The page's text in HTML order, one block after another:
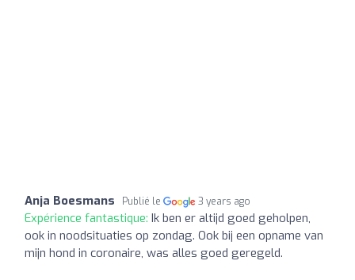
Anja Boesmans Publié le 3 years ago
Expérience fantastique: Ik ben er altijd goed geholpen,
ook in noodsituaties op zondag. Ook bij een opname van
mijn hond in coronaire, was alles goed geregeld.